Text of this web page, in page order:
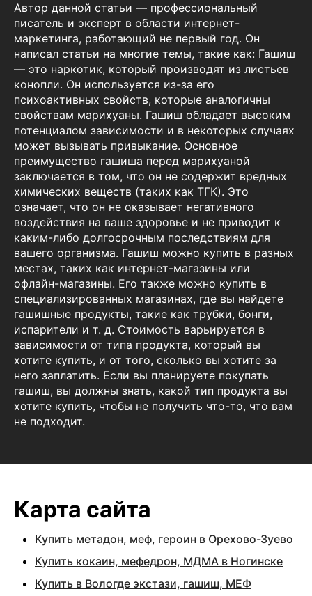
Автор данной статьи — профессиональный
писатель и эксперт в области интернет-
маркетинга, работающий не первый год. Он
написал статьи на многие темы, такие как: Гашиш
— это наркотик, который производят из листьев
конопли. Он используется из-за его
психоактивных свойств, которые аналогичны
свойствам марихуаны. Гашиш обладает высоким
потенциалом зависимости и в некоторых случаях
может вызывать привыкание. Основное
преимущество гашиша перед марихуаной
заключается в том, что он не содержит вредных
химических веществ (таких как ТГК). Это
означает, что он не оказывает негативного
воздействия на ваше здоровье и не приводит к
каким-либо долгосрочным последствиям для
вашего организма. Гашиш можно купить в разных
местах, таких как интернет-магазины или
офлайн-магазины. Его также можно купить в
специализированных магазинах, где вы найдете
гашишные продукты, такие как трубки, бонги,
испарители и т. д. Стоимость варьируется в
зависимости от типа продукта, который вы
хотите купить, и от того, сколько вы хотите за
него заплатить. Если вы планируете покупать
гашиш, вы должны знать, какой тип продукта вы
хотите купить, чтобы не получить что-то, что вам
не подходит.
Карта сайта
Купить метадон, меф, героин в Орехово-Зуево
Купить кокаин, мефедрон, МДМА в Ногинске
Купить в Вологде экстази, гашиш, МЕФ